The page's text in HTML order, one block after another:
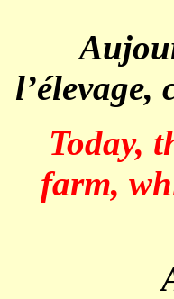
l’élevage,
Today,
farm,
A